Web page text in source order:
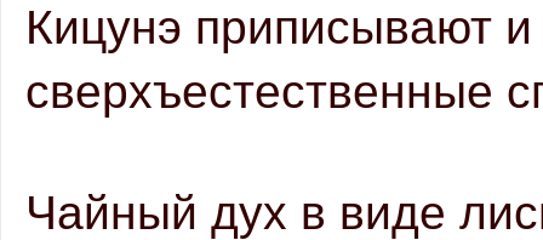
Кицунэ приписывают и
сверхъестественные
Чайный дух в виде